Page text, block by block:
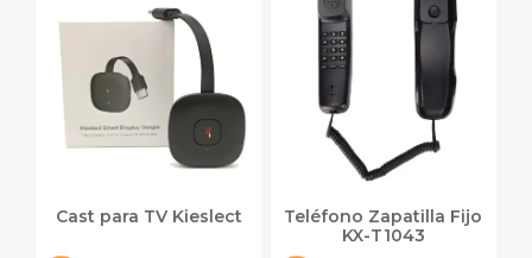
Cast para TV Kieslect
Teléfono Zapatilla Fijo
KX-T1043